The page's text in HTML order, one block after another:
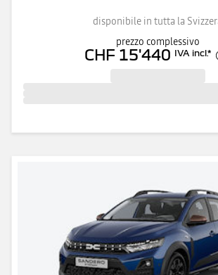
disponibile in tutta la
prezzo complessivo
CHF 15'440 IVA incl.*